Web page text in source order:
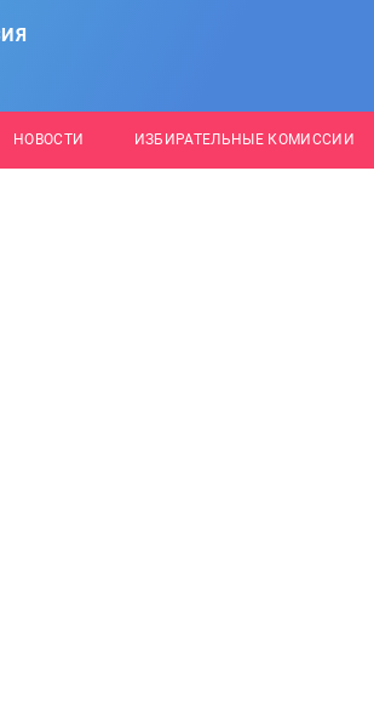
НОВОСТИ ИЗБИРАТЕЛЬНЫЕ КОМИССИИ